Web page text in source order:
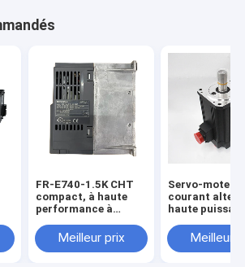
FR-E740-1.5K CHT
compact, à haute
performance à
(VFD) de la série FR-
E700
Meilleur prix
Servo-moteur
courant
haute
Mitsubishi
MELSERVO-J3
Meilleur